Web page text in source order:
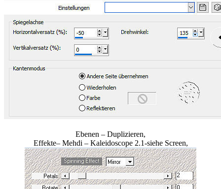
Ebenen – Duplizieren,
Effekte– Mehdi – Kaleidoscope 2.1-siehe Screen,